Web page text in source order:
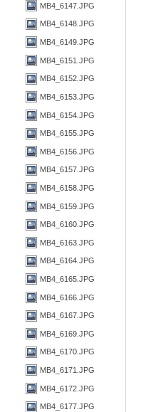
MB4_6147.JPG
MB4_6148.JPG
MB4_6149.JPG
MB4_6151.JPG
MB4_6152.JPG
MB4_6153.JPG
MB4_6154.JPG
MB4_6155.JPG
MB4_6156.JPG
MB4_6157.JPG
MB4_6158.JPG
MB4_6159.JPG
MB4_6160.JPG
MB4_6163.JPG
MB4_6164.JPG
MB4_6165.JPG
MB4_6166.JPG
MB4_6167.JPG
MB4_6169.JPG
MB4_6170.JPG
MB4_6171.JPG
MB4_6172.JPG
MB4_6177.JPG